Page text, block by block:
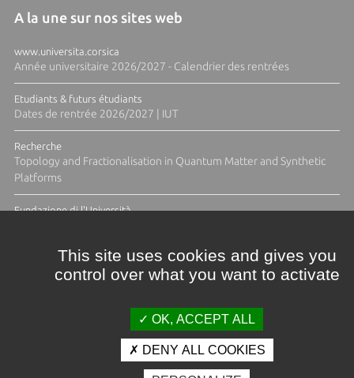
A la une sur nos sites web
www.universita.corsica
Année universitaire 2026/2027 - Calendrier des rentrées
Etudiants & futurs étudiants
Dates de rentrée 2026/2027 | IUT
Recherche
Topology and Fractionalisation in Quantum Matter and Synthetic
Platforms
Fundazione di l'Università
Crédits et mentions légales
This site uses cookies and gives you
control over what you want to activate
OK, ACCEPT ALL
DENY ALL COOKIES